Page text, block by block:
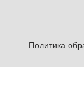
Политика